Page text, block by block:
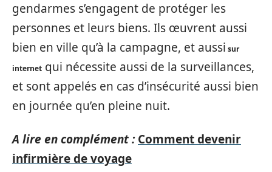
gendarmes s’engagent de protéger les
personnes et leurs biens. Ils œuvrent aussi
bien en ville qu’à la campagne, et aussi sur
internet qui nécessite aussi de la surveillances,
et sont appelés en cas d’insécurité aussi bien
en journée qu’en pleine nuit.
A lire en complément : Comment devenir
infirmière de voyage